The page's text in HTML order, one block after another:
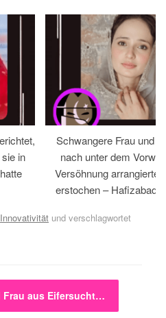
in
Schwangere Frau und
nach unter dem
Versöhnung
erstochen – Hafizabad,
Innovativität und verschlagwortet
Frau aus Eifersucht…